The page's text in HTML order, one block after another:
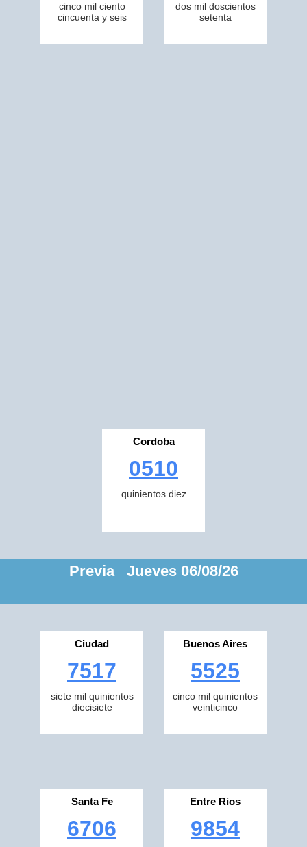
cinco mil ciento
cincuenta y seis
dos mil doscientos
setenta
Cordoba
0510
quinientos diez
Previa Jueves 06/08/26
Ciudad
7517
siete mil quinientos
diecisiete
Buenos Aires
5525
cinco mil quinientos
veinticinco
Santa Fe
6706
Entre Rios
9854